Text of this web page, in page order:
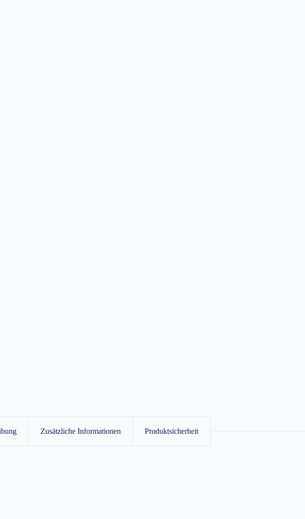
Zusätzliche Informationen Produktsicherheit